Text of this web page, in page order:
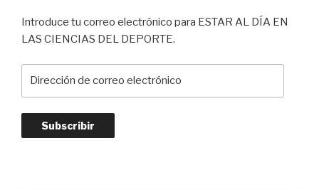
Introduce tu correo electrónico para ESTAR AL DÍA EN
LAS CIENCIAS DEL DEPORTE.
electrónico
Subscribir